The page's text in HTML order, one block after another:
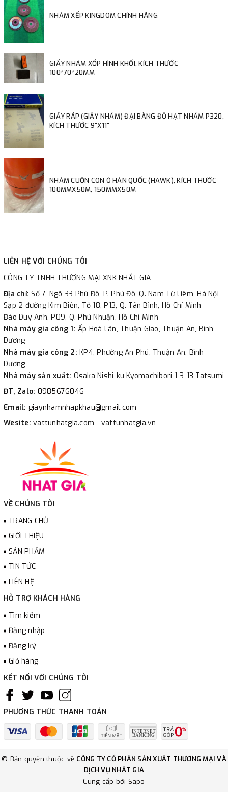
NHÁM XẾP KINGDOM CHÍNH HÃNG
GIẤY NHÁM XỐP HÌNH KHỐI, KÍCH THƯỚC
100*70*20MM
GIẤY RÁP (GIẤY NHÁM) ĐẠI BÀNG ĐỘ HẠT NHÁM P320,
KÍCH THƯỚC 9"X11"
NHÁM CUỘN CON Ó HÀN QUỐC (HAWK), KÍCH THƯỚC
100MMX50M, 150MMX50M
LIÊN HỆ VỚI CHÚNG TÔI
CÔNG TY TNHH THƯƠNG MẠI XNK NHẤT GIA
Địa chỉ:Số 7, Ngõ 33 Phú Đô, P. Phú Đô, Q. Nam Từ Liêm, Hà Nội
Sạp 2 đường Kim Biên, Tổ 18, P13, Q. Tân Bình, Hồ Chí Minh
Đào Duy Anh, P09, Q. Phú Nhuận, Hồ Chí Minh
Nhà máy gia công 1: Ấp Hoà Lân, Thuận Giao, Thuận An, Bình
Dương
Nhà máy gia công 2: KP4, Phường An Phú, Thuận An, Bình
Dương
Nhà máy sản xuất: Osaka Nishi-ku Kyomachibori 1-3-13 Tatsumi
ĐT, Zalo: 0985676046
Email: giaynhamnhapkhau@gmail.com
Wesite: vattunhatgia.com - vattunhatgia.vn
VỀ CHÚNG TÔI
TRANG CHỦ
GIỚI THIỆU
SẢN PHẨM
TIN TỨC
LIÊN HỆ
HỖ TRỢ KHÁCH HÀNG
Tìm kiếm
Đăng nhập
Đăng ký
Giỏ hàng
KẾT NỐI VỚI CHÚNG TÔI
PHƯƠNG THỨC THANH TOÁN
© Bản quyền thuộc về CÔNG TY CỔ PHẦN SẢN XUẤT THƯƠNG MẠI VÀ
DỊCH VỤ NHẤT GIA
Cung cấp bởi Sapo